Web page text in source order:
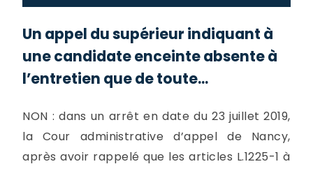
Un appel du supérieur indiquant à
une candidate enceinte absente à
l’entretien que de toute...
NON : dans un arrêt en date du 23 juillet 2019,
la Cour administrative d’appel de Nancy,
après avoir rappelé que les articles L.1225-1 à